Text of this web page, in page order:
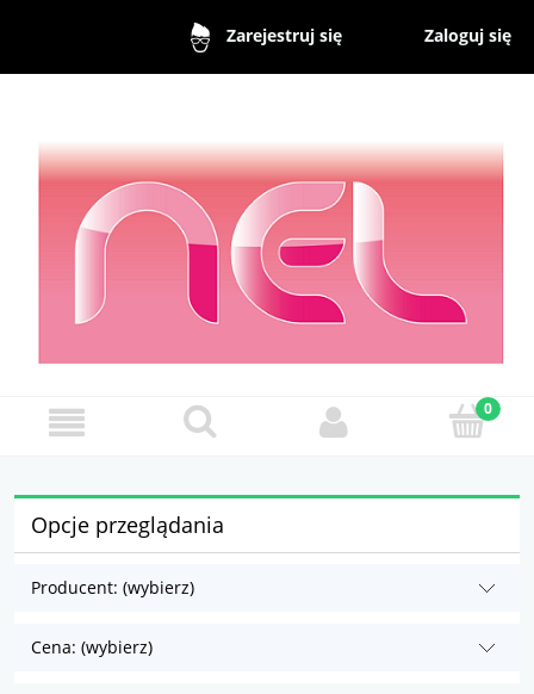
Zarejestruj się Zaloguj się
Opcje przeglądania
Producent: (wybierz)
Cena: (wybierz)